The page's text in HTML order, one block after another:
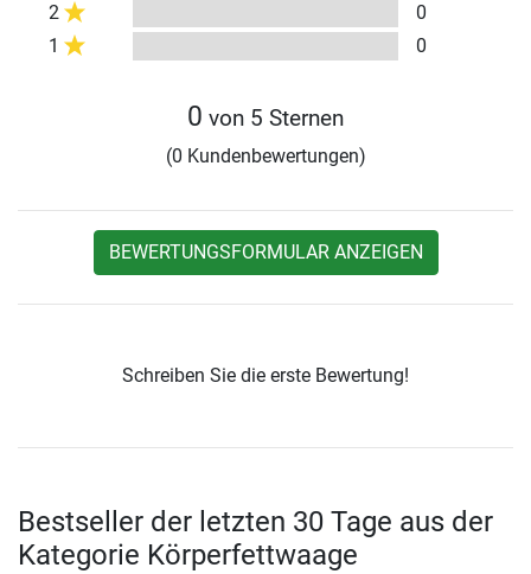
2
0
1
0
0 von 5 Sternen
(0 Kundenbewertungen)
BEWERTUNGSFORMULAR ANZEIGEN
Schreiben Sie die erste Bewertung!
Bestseller der letzten 30 Tage aus der
Kategorie Körperfettwaage